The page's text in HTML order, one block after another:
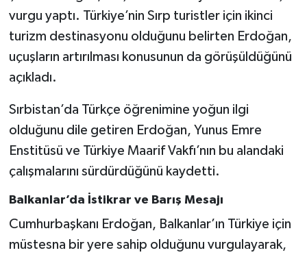
vurgu yaptı. Türkiye’nin Sırp turistler için ikinci
turizm destinasyonu olduğunu belirten Erdoğan,
uçuşların artırılması konusunun da görüşüldüğünü
açıkladı.
Sırbistan’da Türkçe öğrenimine yoğun ilgi
olduğunu dile getiren Erdoğan, Yunus Emre
Enstitüsü ve Türkiye Maarif Vakfı’nın bu alandaki
çalışmalarını sürdürdüğünü kaydetti.
Balkanlar’da İstikrar ve Barış Mesajı
Cumhurbaşkanı Erdoğan, Balkanlar’ın Türkiye için
müstesna bir yere sahip olduğunu vurgulayarak,